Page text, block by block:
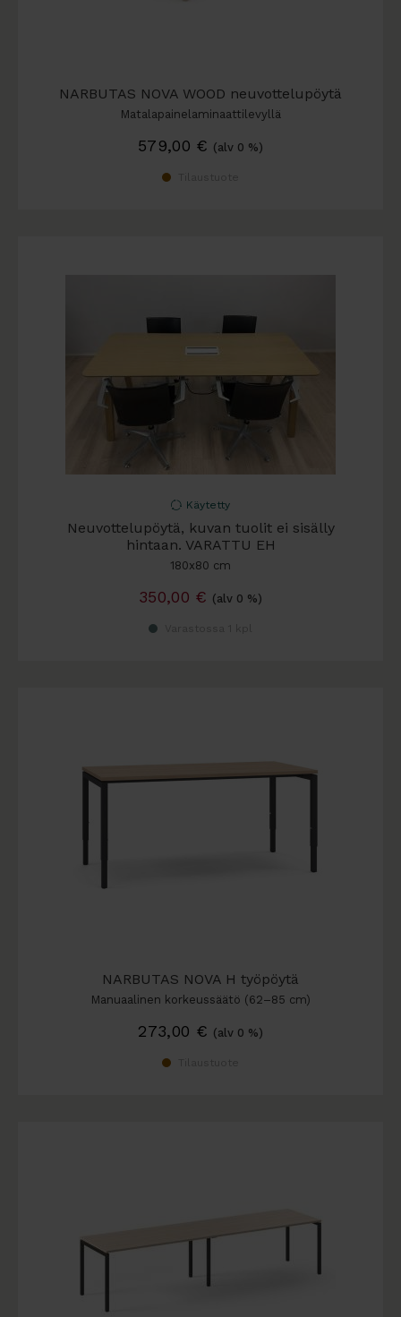
NARBUTAS NOVA WOOD neuvottelupöytä
Matalapainelaminaattilevyllä
579,00 € (alv 0 %)
Käytetty
Neuvottelupöytä, kuvan tuolit ei sisälly
hintaan. VARATTU EH
180x80 cm
350,00 € (alv 0 %)
NARBUTAS NOVA H työpöytä
Manuaalinen korkeussäätö (62–85 cm)
273,00 € (alv 0 %)